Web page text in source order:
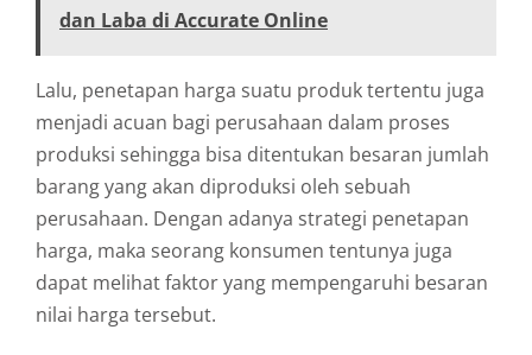
dan Laba di Accurate Online
Lalu, penetapan harga suatu produk tertentu juga
menjadi acuan bagi perusahaan dalam proses
produksi sehingga bisa ditentukan besaran jumlah
barang yang akan diproduksi oleh sebuah
perusahaan. Dengan adanya strategi penetapan
harga, maka seorang konsumen tentunya juga
dapat melihat faktor yang mempengaruhi besaran
nilai harga tersebut.